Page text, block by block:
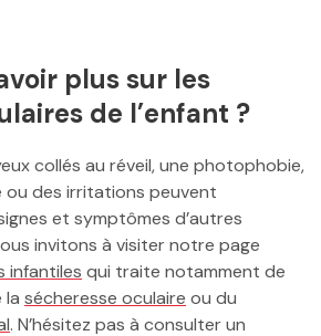
plus sur les
de l’enfant ?
collés au réveil, une photophobie,
ou des irritations peuvent
et symptômes d’autres
invitons à visiter notre page
infantiles qui traite notamment de
la sécheresse oculaire ou du
. N’hésitez pas à consulter un